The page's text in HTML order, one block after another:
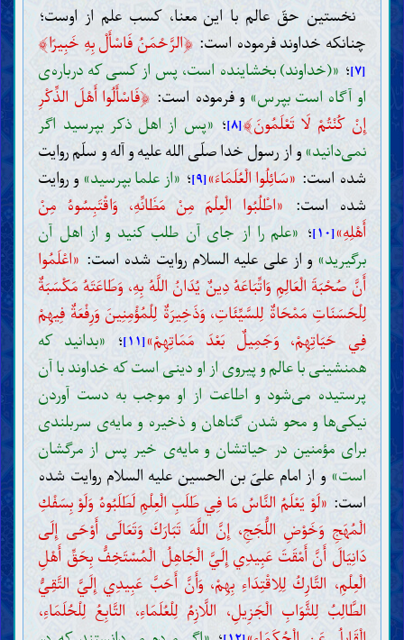
نخستین حقّ عالم با این معنا، کسب علم از اوست؛
چنانکه خداوند فرموده است: ﴿الرَّحْمَنُ فَاسْأَلْ بِهِ خَبِيرًا﴾
[۷] ؛ «(خداوند) بخشاینده است، پس از کسی که درباره‌ی
او آگاه است بپرس» و فرموده است: ﴿فَاسْأَلُوا أَهْلَ الذِّكْرِ
إِنْ كُنْتُمْ لَا تَعْلَمُونَ﴾[۸] ؛ «پس از اهل ذکر بپرسید اگر
نمی‌دانید»و از رسول خدا صلّی الله علیه و آله و سلّم روایت
شده است: «سَائِلُوا الْعُلَمَاءَ»[۹] ؛ «از علما بپرسید»و روایت
شده است: «اطْلُبُوا الْعِلْمَ مِنْ مَظَانِّهِ، وَاقْتَبِسُوهُ مِنْ
أَهْلِهِ»[۱۰] ؛ «علم را از جای آن طلب کنید و از اهل آن
برگیرید» و از علی علیه السلام روایت شده است: «اعْلَمُوا
أَنَّ صُحْبَةَ الْعَالِمِ وَاتِّبَاعَهُ دِينٌ يُدَانُ اللَّهُ بِهِ، وَطَاعَتَهُ مَكْسَبَةٌ
لِلْحَسَنَاتِ مَمْحَاةٌ لِلسَّیِّئَاتِ، وَذَخِيرَةٌ لِلْمُؤْمِنِينَ وَرِفْعَةٌ فِيهِمْ
فِي حَيَاتِهِمْ، وَجَمِيلٌ بَعْدَ مَمَاتِهِمْ»[۱۱] ؛ «بدانید که
همنشینی با عالم و پیروی از او دینی است که خداوند با آن
پرستیده می‌شود و اطاعت از او موجب به دست آوردن
نیکی‌ها و محو شدن گناهان و ذخیره و مایه‌ی سربلندی
برای مؤمنین در حیاتشان و مایه‌ی خیر پس از مرگشان
است» و از امام علیّ بن الحسین علیه السلام روایت شده
است: «لَوْ يَعْلَمُ النَّاسُ مَا فِي طَلَبِ الْعِلْمِ لَطَلَبُوهُ وَلَوْ بِسَفْكِ
الْمُهَجِ وَخَوْضِ اللُّجَجِ، إِنَّ اللَّهَ تَبَارَكَ وَتَعَالَى أَوْحَى إِلَى
دَانِيَالَ أَنَّ أَمْقَتَ عَبِيدِي إِلَيَّ الْجَاهِلُ الْمُسْتَخِفُّ بِحَقِّ أَهْلِ
الْعِلْمِ، التَّارِكُ لِلِاقْتِدَاءِ بِهِمْ، وَأَنَّ أَحَبَّ عَبِيدِي إِلَيَّ التَّقِيُّ
الطَّالِبُ لِلثَّوَابِ الْجَزِيلِ، اللَّازِمُ لِلْعُلَمَاءِ، التَّابِعُ لِلْحُلَمَاءِ،